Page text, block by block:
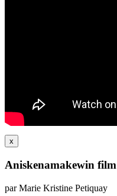
x
Aniskenamakewin film
par Marie Kristine Petiquay